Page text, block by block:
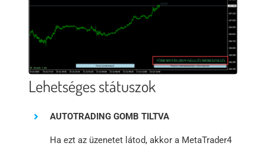
Lehetséges státuszok
AUTOTRADING GOMB TILTVA
Ha ezt az üzenetet látod, akkor a MetaTrader4